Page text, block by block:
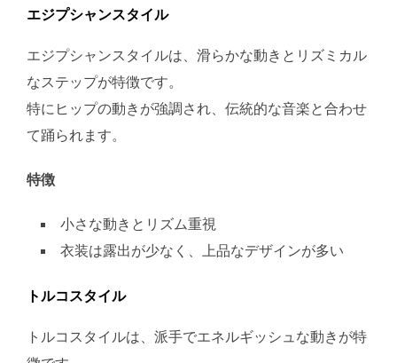
エジプシャンスタイル
エジプシャンスタイルは、滑らかな動きとリズミカル
なステップが特徴です。
特にヒップの動きが強調され、伝統的な音楽と合わせ
て踊られます。
特徴
小さな動きとリズム重視
衣装は露出が少なく、上品なデザインが多い
トルコスタイル
トルコスタイルは、派手でエネルギッシュな動きが特